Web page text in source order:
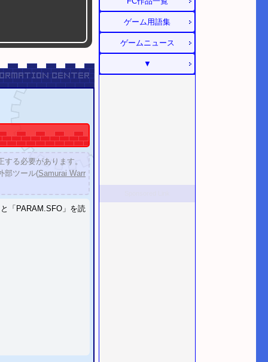
ました。
る必要があります。
エディターは戦国無双4のセーブデータのチェックサムの修正に対応していませんので、 外部ツール(Samurai Warr
「PARAM.SFO」を読
ゲーム用語集
ゲームニュース
▼